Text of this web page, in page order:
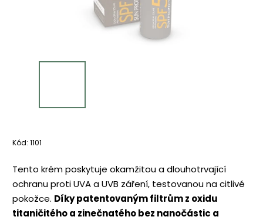
Kód: 1101
Tento krém poskytuje okamžitou a dlouhotrvající
ochranu proti UVA a UVB záření, testovanou na citlivé
pokožce. Díky patentovaným filtrům z oxidu
titaničitého a zinečnatého bez nanočástic a